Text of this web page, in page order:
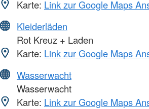
Karte: Link zur Google Maps
Kleiderläden
Rot Kreuz + Laden
Karte: Link zur Google Maps
Wasserwacht
Wasserwacht
Karte: Link zur Google Maps